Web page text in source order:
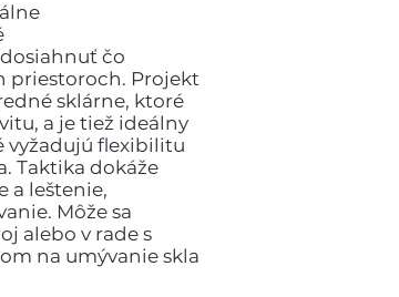
čo
priestoroch. Projekt
sklárne, ktoré
a je tiež ideálny
vyžadujú flexibilitu
Taktika dokáže
a leštenie,
Môže sa
alebo v rade s
na umývanie skla